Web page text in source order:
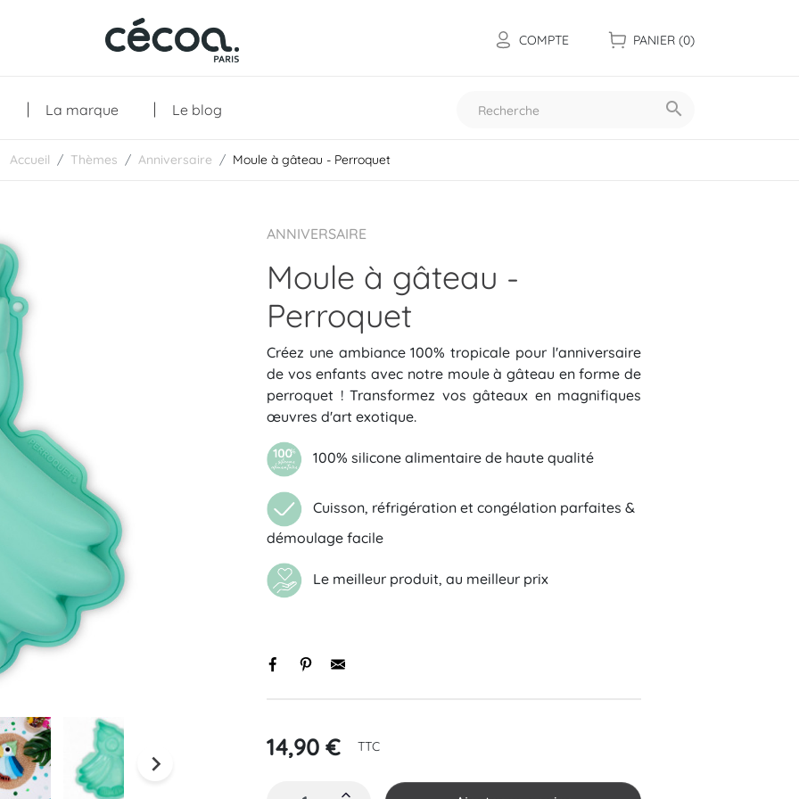
COMPTE PANIER (0)
Les essentiels Les mini
La marque Le blog 
Accueil Thèmes Anniversaire Moule à gâteau - Perroquet

ANNIVERSAIRE
Moule à gâteau -
Perroquet
Créez une ambiance 100% tropicale pour l'anniversaire
de vos enfants avec notre moule à gâteau en forme de
perroquet ! Transformez vos gâteaux en magnifiques
œuvres d'art exotique.
100% silicone alimentaire de haute qualité
Cuisson, réfrigération et congélation parfaites &
démoulage facile
Le meilleur produit, au meilleur prix
14,90 € TTC